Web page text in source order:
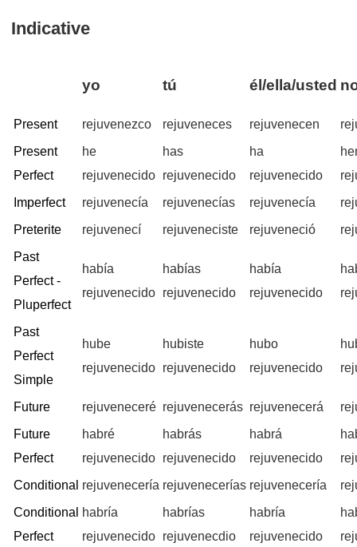
Indicative
yo tú él/ella/usted
Present rejuvenezco rejuveneces rejuvenecen
Present
Perfect
he
rejuvenecido
has
rejuvenecido
ha
rejuvenecido
Imperfect
rejuvenecía rejuvenecías rejuvenecía
Preterite
rejuvenecí rejuveneciste rejuveneció
Past
Perfect -
Pluperfect
había
rejuvenecido
habías
rejuvenecido
había
rejuvenecido
Past
Perfect
Simple
hube
rejuvenecido
hubiste
rejuvenecido
hubo
rejuvenecido
Future rejuveneceré rejuvenecerás rejuvenecerá
Future
Perfect
habré
rejuvenecido
habrás
rejuvenecido
habrá
rejuvenecido
Conditional rejuvenecería rejuvenecerías rejuvenecería
Conditional
Perfect
habría
rejuvenecido
habrías
rejuvenecdio
habría
rejuvenecido